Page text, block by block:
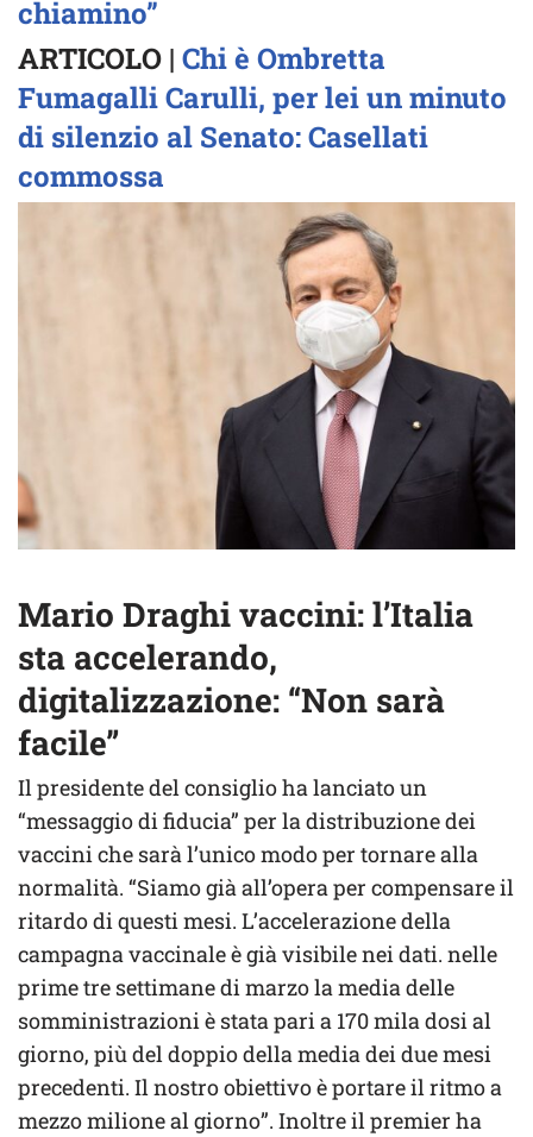
chiamino”
ARTICOLO | Chi è Ombretta
Fumagalli Carulli, per lei un minuto
di silenzio al Senato: Casellati
commossa
Mario Draghi vaccini: l’Italia
sta accelerando,
digitalizzazione: “Non sarà
facile”
Il presidente del consiglio ha lanciato un
“messaggio di fiducia” per la distribuzione dei
vaccini che sarà l’unico modo per tornare alla
normalità. “Siamo già all’opera per compensare il
ritardo di questi mesi. L’accelerazione della
campagna vaccinale è già visibile nei dati. nelle
prime tre settimane di marzo la media delle
somministrazioni è stata pari a 170 mila dosi al
giorno, più del doppio della media dei due mesi
precedenti. Il nostro obiettivo è portare il ritmo a
mezzo milione al giorno”. Inoltre il premier ha